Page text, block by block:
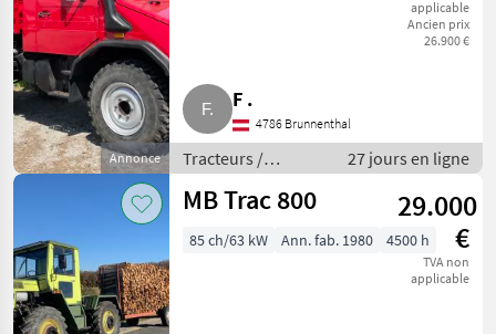
Annonce
applicable
Ancien prix
26.900 €
F .
4786 Brunnenthal
Tracteurs /
Tracteurs agricoles
27 jours en ligne
MB Trac 800
29.000
€
TVA non
applicable
85 ch/63 kW Ann. fab. 1980 4500 h